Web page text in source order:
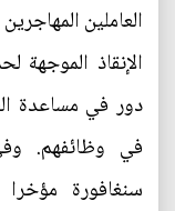
العاملين
الإنقاذ الموجهة
دور في مساعدة
في وظائفهم.
سنغافورة مؤخرا